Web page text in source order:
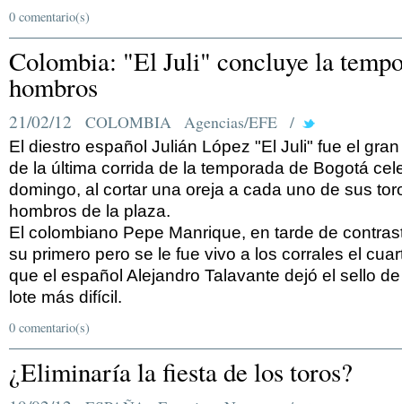
0 comentario(s)
Colombia: "El Juli" concluye la
hombros
21/02/12 COLOMBIA Agencias/EFE /
El diestro español Julián López "El Juli" fue el
de la última corrida de la temporada de Bogotá
domingo, al cortar una oreja a cada uno de sus
hombros de la plaza.
El colombiano Pepe Manrique, en tarde de
su primero pero se le fue vivo a los corrales el
que el español Alejandro Talavante dejó el sello
lote más difícil.
0 comentario(s)
¿Eliminaría la fiesta de los toros?